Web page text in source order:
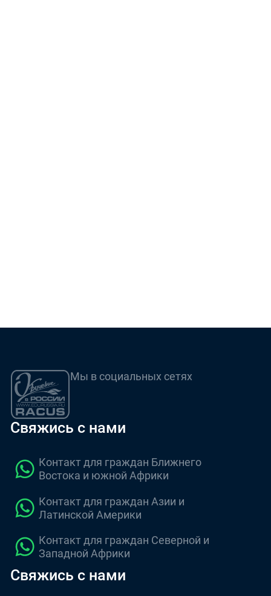
Мы в социальных сетях
Свяжись с нами
Контакт для граждан Ближнего
Востока и южной Африки
Контакт для граждан Азии и
Латинской Америки
Контакт для граждан Северной и
Западной Африки
Свяжись с нами